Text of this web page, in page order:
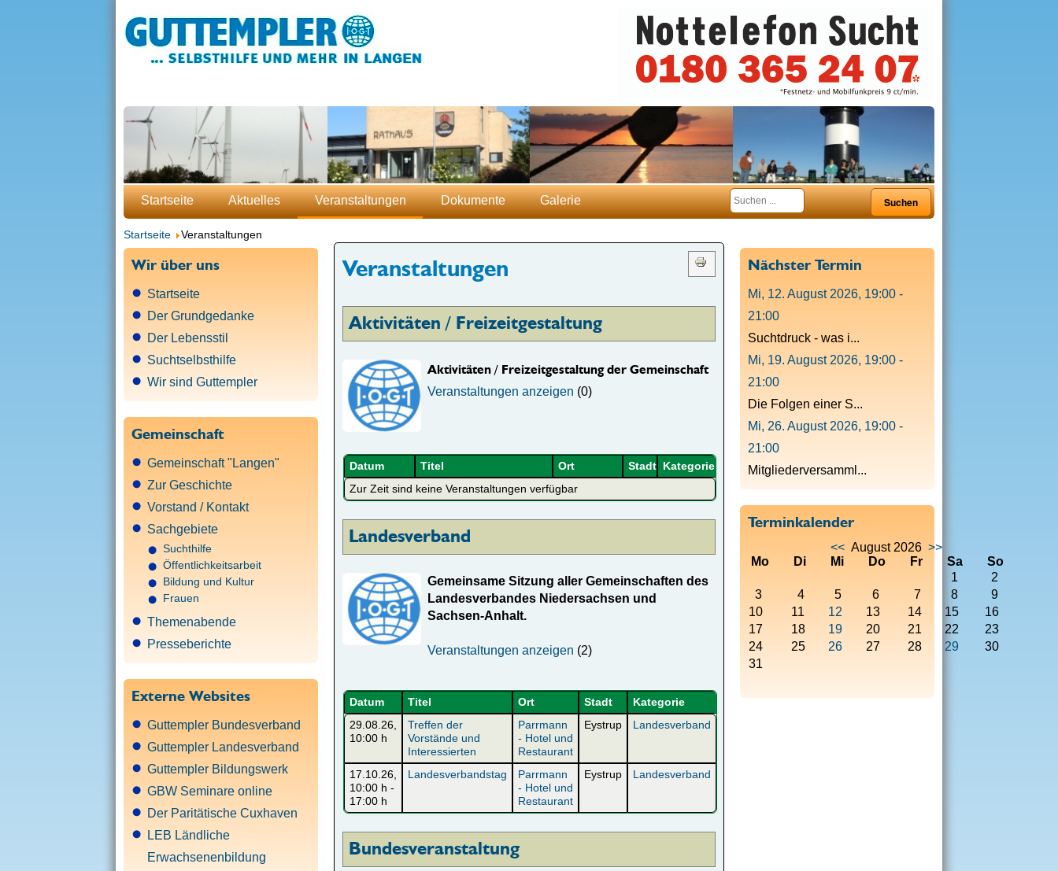
Startseite Aktuelles Veranstaltungen Dokumente Galerie
Startseite Veranstaltungen
Nächster Termin
Mi, 12. August 2026, 19:00 -
21:00
Suchtdruck - was i...
Mi, 19. August 2026, 19:00 -
21:00
Die Folgen einer S...
Mi, 26. August 2026, 19:00 -
21:00
Mitgliederversamml...
Terminkalender
<< August 2026 >>
Mo
Di Mi Do Fr Sa
So
1
2
3
4 5 6 7 8
9
10
11 12 13 14 15
16
17
18 19 20 21 22
23
24
25 26 27 28 29
30
31
Veranstaltungen
Aktivitäten / Freizeitgestaltung
Aktivitäten / Freizeitgestaltung der Gemeinschaft
Veranstaltungen anzeigen (0)
Datum Titel Ort Stadt Kategorie
Zur Zeit sind keine Veranstaltungen verfügbar
Landesverband
Gemeinsame Sitzung aller Gemeinschaften des
Landesverbandes Niedersachsen und
Sachsen-Anhalt.
Veranstaltungen anzeigen (2)
Datum Titel Ort Stadt
Kategorie
29.08.26,
10:00 h
Treffen der
Vorstände und
Interessierten
Parrmann
- Hotel und
Restaurant
Eystrup Landesverband
17.10.26,
10:00 h -
17:00 h
Landesverbandstag
Parrmann
- Hotel und
Restaurant
Eystrup Landesverband
Bundesveranstaltung
Wir über uns
Startseite
Der Grundgedanke
Der Lebensstil
Suchtselbsthilfe
Wir sind Guttempler
Gemeinschaft
Gemeinschaft "Langen"
Zur Geschichte
Vorstand / Kontakt
Sachgebiete
Suchthilfe
Öffentlichkeitsarbeit
Bildung und Kultur
Frauen
Themenabende
Presseberichte
Externe Websites
Guttempler Bundesverband
Guttempler Landesverband
Guttempler Bildungswerk
GBW Seminare online
Der Paritätische Cuxhaven
LEB Ländliche
Erwachsenenbildung